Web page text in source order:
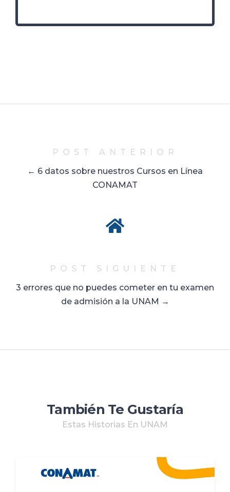
POST ANTERIOR
← 6 datos sobre nuestros Cursos en Línea
CONAMAT
POST SIGUIENTE
3 errores que no puedes cometer en tu examen
de admisión a la UNAM →
También Te Gustaría
Estas Historias En UNAM